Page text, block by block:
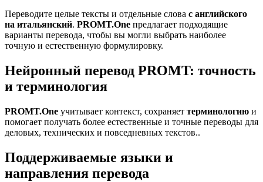
Переводите целые тексты и отдельные слова с английского
на итальянский. PROMT.One предлагает подходящие
варианты перевода, чтобы вы могли выбрать наиболее
точную и естественную формулировку.
Нейронный перевод PROMT: точность
и терминология
PROMT.One учитывает контекст, сохраняет терминологию и
помогает получать более естественные и точные переводы для
деловых, технических и повседневных текстов..
Поддерживаемые языки и
направления перевода